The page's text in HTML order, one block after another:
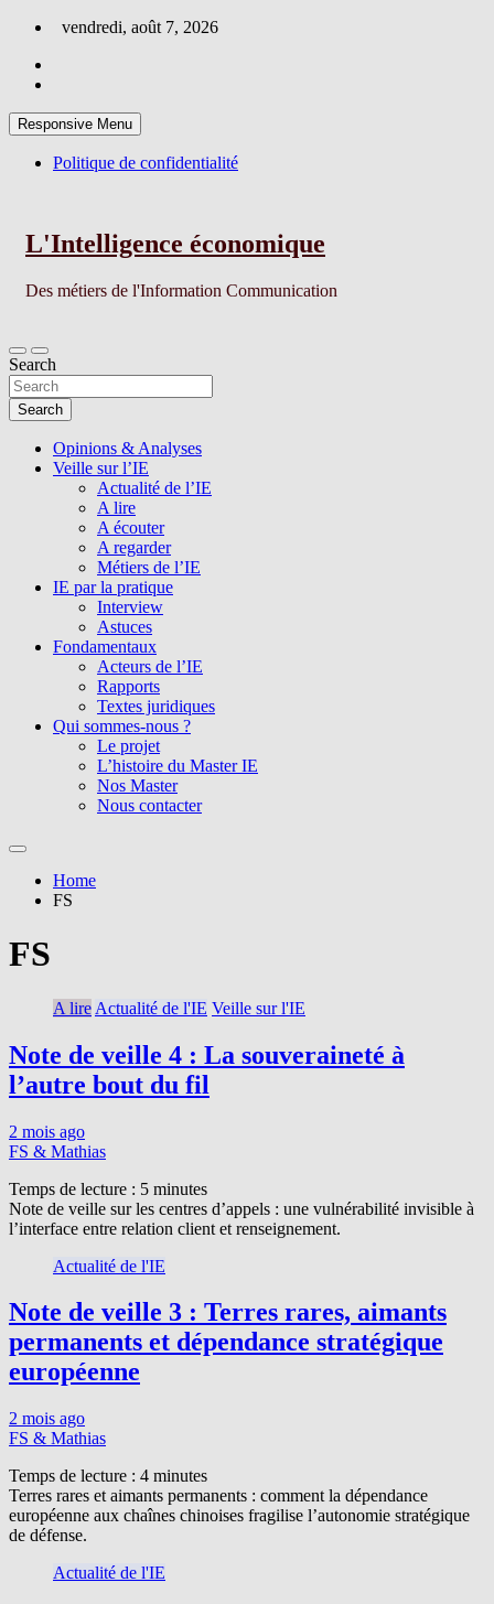
Skip
content
vendredi, août 7, 2026
Responsive Menu
Politique de confidentialité
L'Intelligence économique
Des métiers de l'Information Communication
Search
Search
Opinions & Analyses
Veille sur l’IE
Actualité de l’IE
A lire
A écouter
A regarder
Métiers de l’IE
IE par la pratique
Interview
Astuces
Fondamentaux
Acteurs de l’IE
Rapports
Textes juridiques
Qui sommes-nous ?
Le projet
L’histoire du Master IE
Nos Master
Nous contacter
Home
FS
FS
A lire Actualité de l'IE Veille sur l'IE
Note de veille 4 : La souveraineté à
l’autre bout du fil
2 mois ago
FS & Mathias
Temps de lecture : 5 minutes
Note de veille sur les centres d’appels : une vulnérabilité invisible à
l’interface entre relation client et renseignement.
Actualité de l'IE
Note de veille 3 : Terres rares, aimants
permanents et dépendance stratégique
européenne
2 mois ago
FS & Mathias
Temps de lecture : 4 minutes
Terres rares et aimants permanents : comment la dépendance
européenne aux chaînes chinoises fragilise l’autonomie stratégique
de défense.
Actualité de l'IE